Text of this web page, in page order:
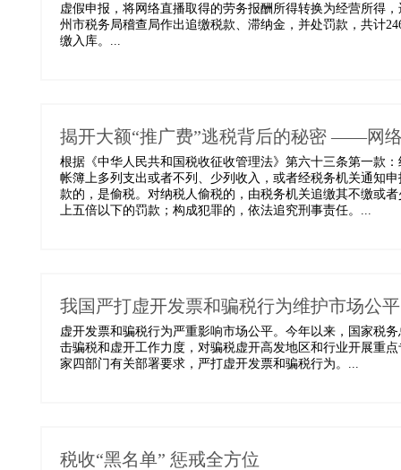
虚假申报，将网络直播取得的劳务报酬所得转换为经营所得
州市税务局稽查局作出追缴税款、滞纳金，并处罚款，共计
缴入库。...
揭开大额“推广费”逃税背后的秘密 ——网
根据《中华人民共和国税收征收管理法》第六十三条第一款
帐簿上多列支出或者不列、少列收入，或者经税务机关通知
款的，是偷税。对纳税人偷税的，由税务机关追缴其不缴或
上五倍以下的罚款；构成犯罪的，依法追究刑事责任。...
我国严打虚开发票和骗税行为维护市场公平
虚开发票和骗税行为严重影响市场公平。今年以来，国家税
击骗税和虚开工作力度，对骗税虚开高发地区和行业开展重
家四部门有关部署要求，严打虚开发票和骗税行为。...
税收“黑名单” 惩戒全方位